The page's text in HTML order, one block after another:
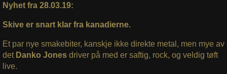
Nyhet fra 28.03.19:
Skive er snart klar fra kanadierne.
Et par nye smakebiter, kanskje ikke direkte metal, men mye av
det Danko Jones driver på med er saftig, rock, og veldig tøft
live.